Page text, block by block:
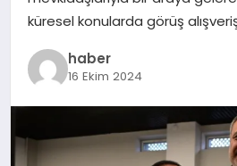
küresel konularda görüş
haber
16 Ekim 2024